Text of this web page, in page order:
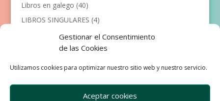
Gestionar el Consentimiento
de las Cookies
Utilizamos cookies para optimizar nuestro sitio web y nuestro servicio.
Aceptar cookies
Libros en galego (40)
LIBROS SINGULARES (4)
Llibres en català (117)
Manualidades (53)
Primeros lectores
(101)